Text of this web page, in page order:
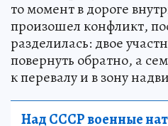
то момент в дороге
произошел конфликт,
разделилась: двое
повернуть обратно, а
к перевалу и в зону
Над СССР военные